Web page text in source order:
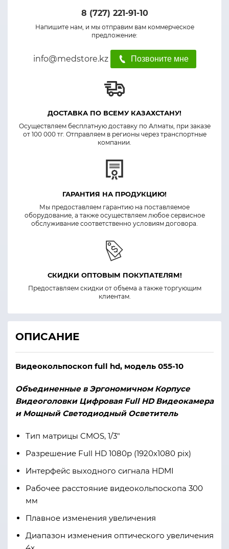
8 (727) 221-91-10
Напишите нам, и мы отправим вам коммерческое
предложение:
info@medstore.kz Позвоните мне
ДОСТАВКА ПО ВСЕМУ КАЗАХСТАНУ!
Осуществляем бесплатную доставку по Алматы, при заказе
от 100 000 тг. Отправляем в регионы через транспортные
компании.
ГАРАНТИЯ НА ПРОДУКЦИЮ!
Мы предоставляем гарантию на поставляемое
оборудование, а также осуществляем любое сервисное
обслуживание соответственно условиям договора.
СКИДКИ ОПТОВЫМ ПОКУПАТЕЛЯМ!
Предоставляем скидки от объема а также торгующим
клиентам.
ОПИСАНИЕ
Видеокольпоскоп full hd, модель 055-10
Объединенные в Эргономичном Корпусе
Видеоголовки Цифровая Full HD Видеокамера
и Мощный Светодиодный Осветитель
Тип матрицы CMOS, 1/3"
Разрешение Full HD 1080p (1920х1080 pix)
Интерфейс выходного сигнала HDMI
Рабочее расстояние видеокольпоскопа 300
мм
Плавное изменения увеличения
Диапазон изменения оптического увеличения